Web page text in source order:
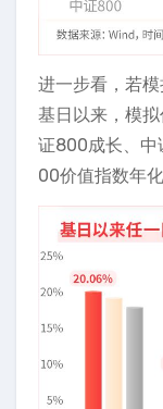
进一步看，若
基日以来，模
证800成长、中
00价值指数年